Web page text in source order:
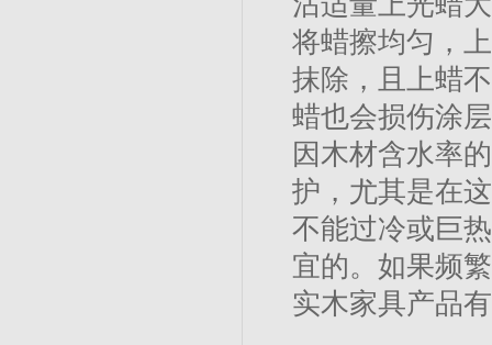
将蜡擦均匀，
抹除，且上蜡
蜡也会损伤涂
因木材含水率
护，尤其是在
不能过冷或巨
宜的。如果频
实木家具产品